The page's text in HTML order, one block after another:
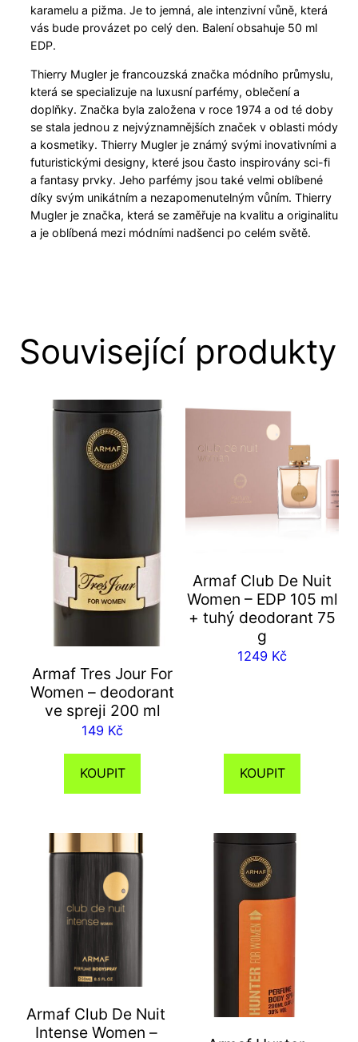
karamelu a pižma. Je to jemná, ale intenzivní vůně, která
vás bude provázet po celý den. Balení obsahuje 50 ml
EDP.
Thierry Mugler je francouzská značka módního průmyslu,
která se specializuje na luxusní parfémy, oblečení a
doplňky. Značka byla založena v roce 1974 a od té doby
se stala jednou z nejvýznamnějších značek v oblasti módy
a kosmetiky. Thierry Mugler je známý svými inovativními a
futuristickými designy, které jsou často inspirovány sci-fi
a fantasy prvky. Jeho parfémy jsou také velmi oblíbené
díky svým unikátním a nezapomenutelným vůním. Thierry
Mugler je značka, která se zaměřuje na kvalitu a originalitu
a je oblíbená mezi módními nadšenci po celém světě.
Související produkty
Armaf Tres Jour For
Women – deodorant
ve spreji 200 ml
149 Kč
KOUPIT
Armaf Club De Nuit
Women – EDP 105 ml
+ tuhý deodorant 75
g
1249 Kč
KOUPIT
Armaf Club De Nuit
Intense Women –